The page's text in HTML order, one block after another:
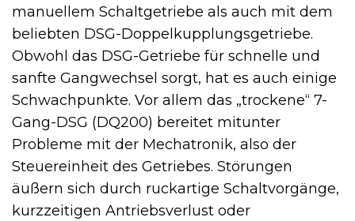
manuellem Schaltgetriebe als auch mit dem
beliebten DSG-Doppelkupplungsgetriebe.
Obwohl das DSG-Getriebe für schnelle und
sanfte Gangwechsel sorgt, hat es auch einige
Schwachpunkte. Vor allem das „trockene“ 7-
Gang-DSG (DQ200) bereitet mitunter
Probleme mit der Mechatronik, also der
Steuereinheit des Getriebes. Störungen
äußern sich durch ruckartige Schaltvorgänge,
kurzzeitigen Antriebsverlust oder